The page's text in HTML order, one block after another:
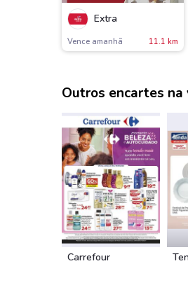
Extra
Vence amanh 11.1 km
Outros encartes na
Carrefour